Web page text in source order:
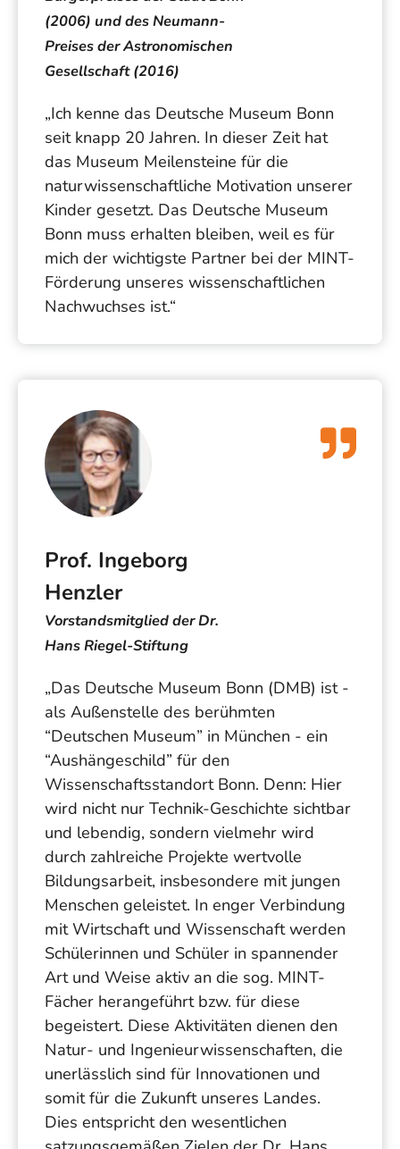
(2006) und des Neumann-
Preises der Astronomischen
Gesellschaft (2016)
„Ich kenne das Deutsche Museum Bonn
seit knapp 20 Jahren. In dieser Zeit hat
das Museum Meilensteine für die
naturwissenschaftliche Motivation unserer
Kinder gesetzt. Das Deutsche Museum
Bonn muss erhalten bleiben, weil es für
mich der wichtigste Partner bei der MINT-
Förderung unseres wissenschaftlichen
Nachwuchses ist.“
Prof. Ingeborg
Henzler
Vorstandsmitglied der Dr.
Hans Riegel-Stiftung
„Das Deutsche Museum Bonn (DMB) ist -
als Außenstelle des berühmten
“Deutschen Museum” in München - ein
“Aushängeschild” für den
Wissenschaftsstandort Bonn. Denn: Hier
wird nicht nur Technik-Geschichte sichtbar
und lebendig, sondern vielmehr wird
durch zahlreiche Projekte wertvolle
Bildungsarbeit, insbesondere mit jungen
Menschen geleistet. In enger Verbindung
mit Wirtschaft und Wissenschaft werden
Schülerinnen und Schüler in spannender
Art und Weise aktiv an die sog. MINT-
Fächer herangeführt bzw. für diese
begeistert. Diese Aktivitäten dienen den
Natur- und Ingenieurwissenschaften, die
unerlässlich sind für Innovationen und
somit für die Zukunft unseres Landes.
Dies entspricht den wesentlichen